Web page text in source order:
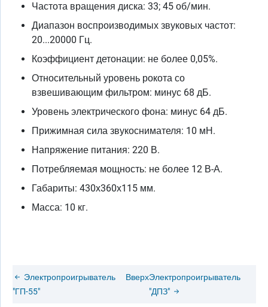
Частота вращения диска: 33; 45 об/мин.
Диапазон воспроизводимых звуковых частот:
20...20000 Гц.
Коэффициент детонации: не более 0,05%.
Относительный уровень рокота со
взвешивающим фильтром: минус 68 дБ.
Уровень электрического фона: минус 64 дБ.
Прижимная сила звукоснимателя: 10 мН.
Напряжение питания: 220 В.
Потребляемая мощность: не более 12 В-А.
Габариты: 430х360х115 мм.
Масса: 10 кг.
Электропроигрыватель
"ГП-55"
ВверхЭлектропроигрыватель
"ДПЗ"